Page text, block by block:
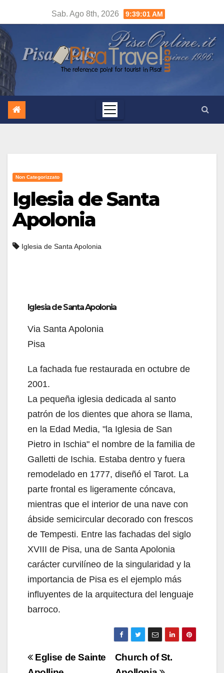
contenuto
Sab. Ago 8th, 2026 9:39:02 AM
Non Categorizzato
Iglesia de Santa
Apolonia
Iglesia de Santa Apolonia
Iglesia de Santa Apolonia
Via Santa Apolonia
Pisa
La fachada fue restaurada en octubre de
2001.
La pequeña iglesia dedicada al santo
patrón de los dientes que ahora se llama,
en la Edad Media, "la Iglesia de San
Pietro in Ischia" el nombre de la familia de
Galletti de Ischia. Estaba dentro y fuera
remodelado en 1777, diseñó el Tarot. La
parte frontal es ligeramente cóncava,
mientras que el interior de una nave con
ábside semicircular decorado con frescos
de Tempesti. Entre las fachadas del siglo
XVIII de Pisa, una de Santa Apolonia
carácter curvilíneo de la singularidad y la
importancia de Pisa es el ejemplo más
influyentes de la arquitectura del lenguaje
barroco.
NavigazioneChurch of St.
Eglise de Sainte